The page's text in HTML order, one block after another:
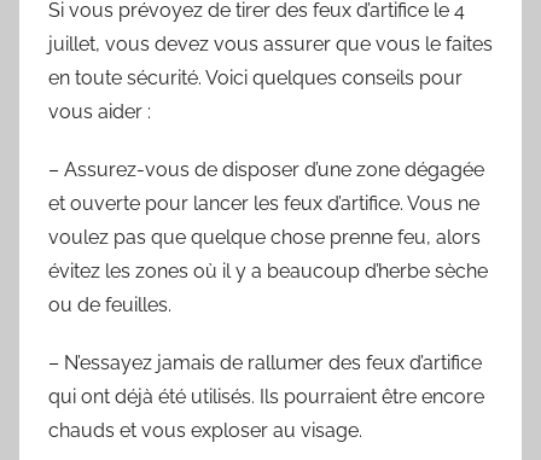
Si vous prévoyez de tirer des feux d’artifice le 4
juillet, vous devez vous assurer que vous le faites
en toute sécurité. Voici quelques conseils pour
vous aider :
– Assurez-vous de disposer d’une zone dégagée
et ouverte pour lancer les feux d’artifice. Vous ne
voulez pas que quelque chose prenne feu, alors
évitez les zones où il y a beaucoup d’herbe sèche
ou de feuilles.
– N’essayez jamais de rallumer des feux d’artifice
qui ont déjà été utilisés. Ils pourraient être encore
chauds et vous exploser au visage.